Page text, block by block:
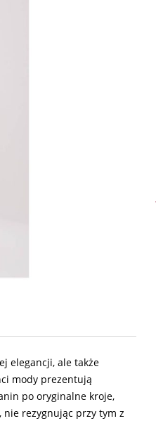
elegancji, ale także
mody prezentują
po oryginalne kroje,
rezygnując przy tym z